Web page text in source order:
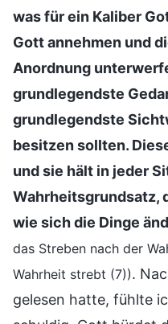
was für ein Kaliber
Gott annehmen und
Anordnung
grundlegendste
grundlegendste
besitzen sollten.
und sie hält in jeder
Wahrheitsgrundsatz,
wie sich die Dinge
das Streben nach der
Wahrheit strebt (7)).
gelesen hatte, fühlte